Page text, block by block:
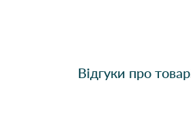
Відгуки про товар